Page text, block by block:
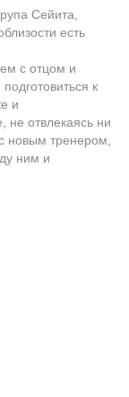
Сейита,
есть
с отцом и
к
и
не отвлекаясь ни
новым тренером,
ним и